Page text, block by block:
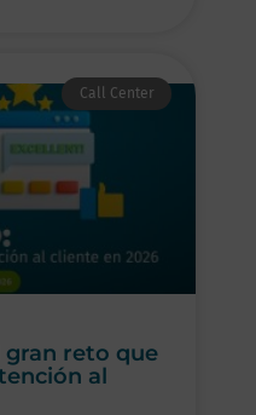
Call Center
gran reto que
al